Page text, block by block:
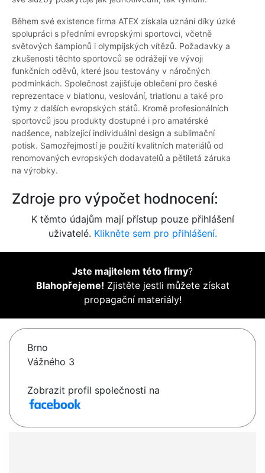
Během své existence firma ATEX získala uznání díky úzké
spolupráci s předními evropskými sportovci, včetně
světových šampionů i olympijských vítězů. Požadavky a
zkušenosti těchto sportovců se odrážejí ve vývoji
funkčních oděvů, které jsou testovány v náročných
podmínkách. Společnost zajišťuje oblečení pro české
reprezentace v biatlonu, veslování, triatlonu a také pro
týmy z dalších evropských států. Kromě profesionálních
sportovců jsou produkty dostupné i pro amatérské
nadšence, nabízející individuální design a sublimační
potisk. Samozřejmostí je použití kvalitních materiálů od
renomovaných evropských dodavatelů a pětiletá záruka
na výrobky.
Zdroje pro výpočet hodnocení:
K těmto údajům mají přístup pouze přihlášení
uživatelé. Klikněte sem pro přihlášení.
Jste majitelem této firmy?
Blahopřejeme! Zjistěte jestli můžete získat
propagační materiály!
Brno
Vážného 3
Zobrazit profil společnosti na